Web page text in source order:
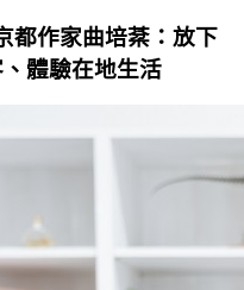
都作家曲培棻：放下
體驗在地生活